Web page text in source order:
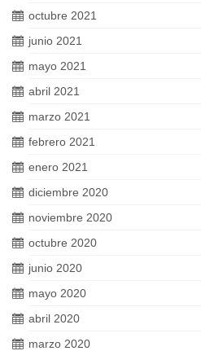
octubre 2021
junio 2021
mayo 2021
abril 2021
marzo 2021
febrero 2021
enero 2021
diciembre 2020
noviembre 2020
octubre 2020
junio 2020
mayo 2020
abril 2020
marzo 2020